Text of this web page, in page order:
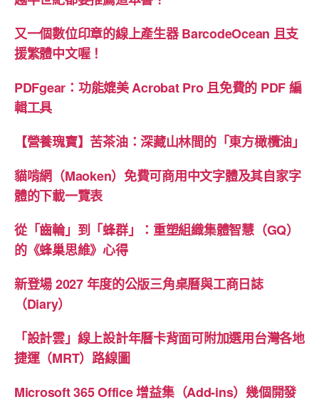
又一個數位印章的線上產生器 BarcodeOcean 且支
援繁體中文喔！
PDFgear：功能媲美 Acrobat Pro 且免費的 PDF 編
輯工具
【營養瑰寶】苦茶油：深藏山林間的「東方橄欖油」
貓啃網（Maoken）免費可商用中文字體及其自家字
體的下載一覽表
從「齒輪」到「蜂群」：重塑組織集體智慧（GQ）
的《蜂巢思維》心得
新登場 2027 年度的公版三角桌曆與工商日誌
（Diary）
「設計雲」線上設計年曆卡背面可附加選用台灣各地
捷運（MRT）路線圖
Microsoft 365 Office 增益集（Add-ins）幾個開發